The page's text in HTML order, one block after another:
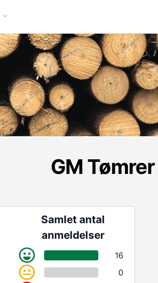
GM
Samlet antal
anmeldelser
16
0